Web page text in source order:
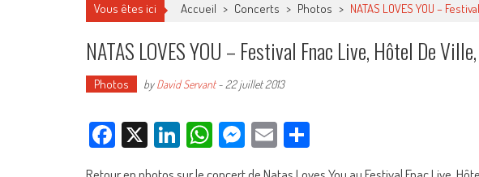
Vous êtes ici Accueil > Concerts > Photos > NATAS LOVES YOU –
NATAS LOVES YOU – Festival Fnac Live, Hôtel De
Photos byDavid Servant- 22 juillet 2013
Facebook
X LinkedIn
WhatsApp
Messenger
Email